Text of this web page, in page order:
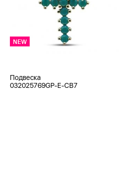
Подвеска
032025769GP-E-CB7